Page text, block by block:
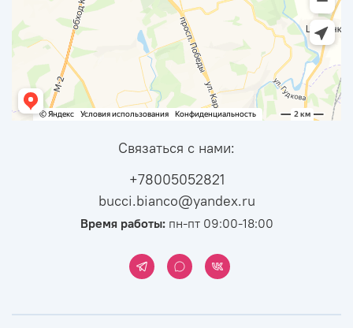
Связаться с нами:
+78005052821
bucci.bianco@yandex.ru
Время работы:пн-пт 09:00-18:00